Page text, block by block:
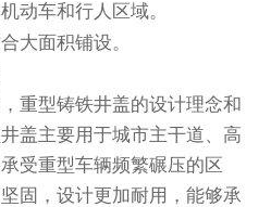
动车和行人区域。
大面积铺设。
重型铸铁井盖的设计理念和
盖主要用于城市主干道、高
受重型车辆频繁碾压的区
固，设计更加耐用，能够承